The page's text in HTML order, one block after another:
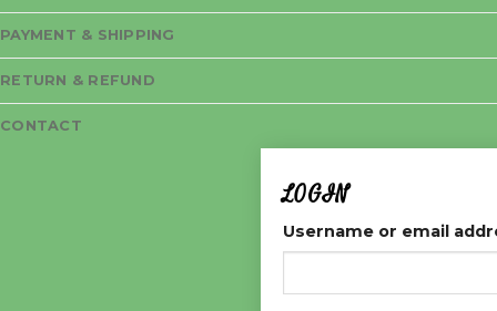
PAYMENT & SHIPPING
RETURN & REFUND
CONTACT
LOGIN
Username or email